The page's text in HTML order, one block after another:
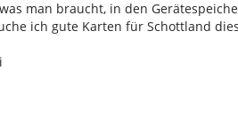
man braucht, in den
ich gute Karten für Schottland